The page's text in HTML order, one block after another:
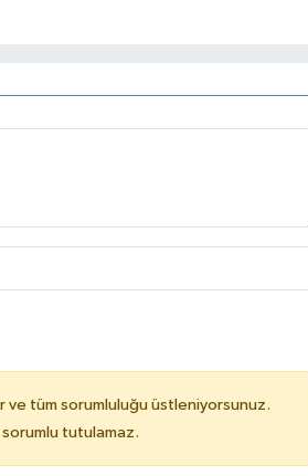
ve tüm sorumluluğu üstleniyorsunuz.
tutulamaz.